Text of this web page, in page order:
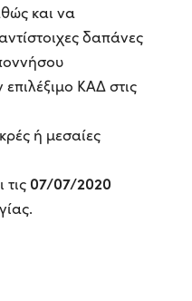
και να
δαπάνες
ΚΑΔ στις
ή μεσαίες
07/07/2020